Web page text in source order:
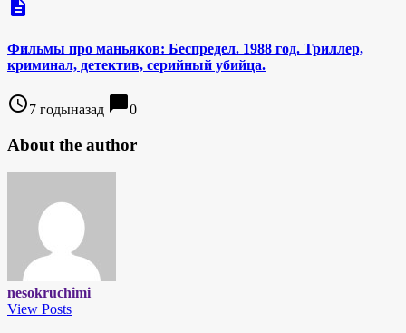
description
Фильмы про маньяков: Беспредел. 1988 год. Триллер,
криминал, детектив, серийный убийца.
access_time7 годыназад chat_bubble0
About the author
nesokruchimi
View Posts